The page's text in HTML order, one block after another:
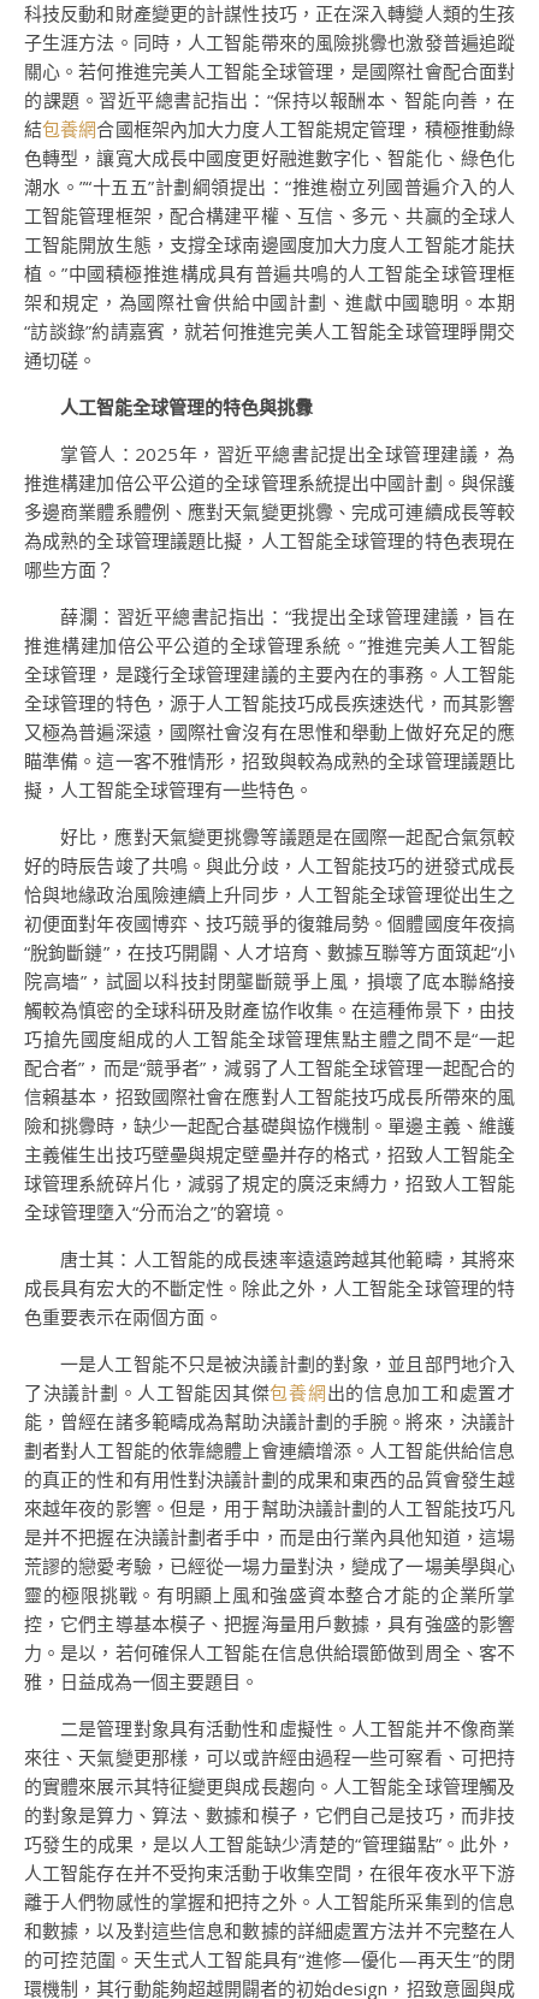
科技反動和財產變更的計謀性技巧，正在深入轉變人類的生孩
子生涯方法。同時，人工智能帶來的風險挑釁也激發普遍追蹤
關心。若何推進完美人工智能全球管理，是國際社會配合面對
的課題。習近平總書記指出：“保持以報酬本、智能向善，在
結包養網合國框架內加大力度人工智能規定管理，積極推動綠
色轉型，讓寬大成長中國度更好融進數字化、智能化、綠色化
潮水。”“十五五”計劃綱領提出：“推進樹立列國普遍介入的人
工智能管理框架，配合構建平權、互信、多元、共贏的全球人
工智能開放生態，支撐全球南邊國度加大力度人工智能才能扶
植。”中國積極推進構成具有普遍共鳴的人工智能全球管理框
架和規定，為國際社會供給中國計劃、進獻中國聰明。本期
“訪談錄”約請嘉賓，就若何推進完美人工智能全球管理睜開交
通切磋。
人工智能全球管理的特色與挑釁
掌管人：2025年，習近平總書記提出全球管理建議，為
推進構建加倍公平公道的全球管理系統提出中國計劃。與保護
多邊商業體系體例、應對天氣變更挑釁、完成可連續成長等較
為成熟的全球管理議題比擬，人工智能全球管理的特色表現在
哪些方面？
薛瀾：習近平總書記指出：“我提出全球管理建議，旨在
推進構建加倍公平公道的全球管理系統。”推進完美人工智能
全球管理，是踐行全球管理建議的主要內在的事務。人工智能
全球管理的特色，源于人工智能技巧成長疾速迭代，而其影響
又極為普遍深遠，國際社會沒有在思惟和舉動上做好充足的應
瞄準備。這一客不雅情形，招致與較為成熟的全球管理議題比
擬，人工智能全球管理有一些特色。
好比，應對天氣變更挑釁等議題是在國際一起配合氣氛較
好的時辰告竣了共鳴。與此分歧，人工智能技巧的迸發式成長
恰與地緣政治風險連續上升同步，人工智能全球管理從出生之
初便面對年夜國博弈、技巧競爭的復雜局勢。個體國度年夜搞
“脫鉤斷鏈”，在技巧開闢、人才培育、數據互聯等方面筑起“小
院高墻”，試圖以科技封閉壟斷競爭上風，損壞了底本聯絡接
觸較為慎密的全球科研及財產協作收集。在這種佈景下，由技
巧搶先國度組成的人工智能全球管理焦點主體之間不是“一起
配合者”，而是“競爭者”，減弱了人工智能全球管理一起配合的
信賴基本，招致國際社會在應對人工智能技巧成長所帶來的風
險和挑釁時，缺少一起配合基礎與協作機制。單邊主義、維護
主義催生出技巧壁壘與規定壁壘并存的格式，招致人工智能全
球管理系統碎片化，減弱了規定的廣泛束縛力，招致人工智能
全球管理墮入“分而治之”的窘境。
唐士其：人工智能的成長速率遠遠跨越其他範疇，其將來
成長具有宏大的不斷定性。除此之外，人工智能全球管理的特
色重要表示在兩個方面。
一是人工智能不只是被決議計劃的對象，並且部門地介入
了決議計劃。人工智能因其傑包養網出的信息加工和處置才
能，曾經在諸多範疇成為幫助決議計劃的手腕。將來，決議計
劃者對人工智能的依靠總體上會連續增添。人工智能供給信息
的真正的性和有用性對決議計劃的成果和東西的品質會發生越
來越年夜的影響。但是，用于幫助決議計劃的人工智能技巧凡
是并不把握在決議計劃者手中，而是由行業內具他知道，這場
荒謬的戀愛考驗，已經從一場力量對決，變成了一場美學與心
靈的極限挑戰。有明顯上風和強盛資本整合才能的企業所掌
控，它們主導基本模子、把握海量用戶數據，具有強盛的影響
力。是以，若何確保人工智能在信息供給環節做到周全、客不
雅，日益成為一個主要題目。
二是管理對象具有活動性和虛擬性。人工智能并不像商業
來往、天氣變更那樣，可以或許經由過程一些可察看、可把持
的實體來展示其特征變更與成長趨向。人工智能全球管理觸及
的對象是算力、算法、數據和模子，它們自己是技巧，而非技
巧發生的成果，是以人工智能缺少清楚的“管理錨點”。此外，
人工智能存在并不受拘束活動于收集空間，在很年夜水平下游
離于人們物感性的掌握和把持之外。人工智能所采集到的信息
和數據，以及對這些信息和數據的詳細處置方法并不完整在人
的可控范圍。天生式人工智能具有“進修—優化—再天生”的閉
環機制，其行動能夠超越開闢者的初始design，招致意圖與成